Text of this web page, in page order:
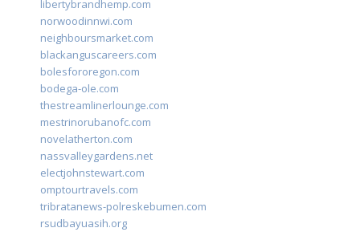
libertybrandhemp.com
norwoodinnwi.com
neighboursmarket.com
blackanguscareers.com
bolesfororegon.com
bodega-ole.com
thestreamlinerlounge.com
mestrinorubanofc.com
novelatherton.com
nassvalleygardens.net
electjohnstewart.com
omptourtravels.com
tribratanews-polreskebumen.com
rsudbayuasih.org